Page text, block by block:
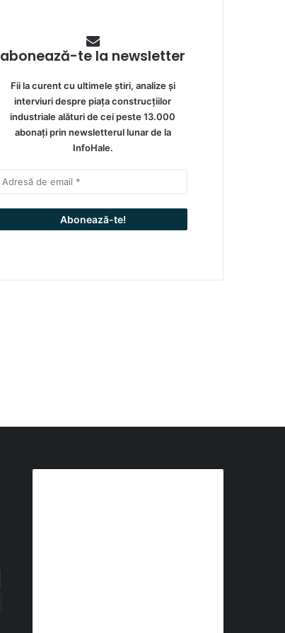
abonează-te la newsletter
Fii la curent cu ultimele știri, analize și
interviuri despre piața construcțiilor
industriale alături de cei peste 13.000
abonați prin newsletterul lunar de la
InfoHale.